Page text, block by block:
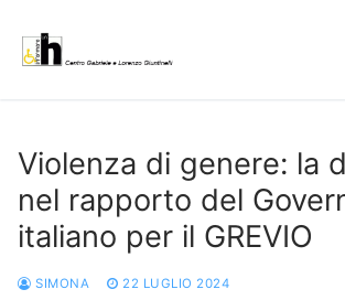
contenuto
Violenza di genere: la
nel rapporto del
italiano per il GREVIO
SIMONA 22 LUGLIO 2024